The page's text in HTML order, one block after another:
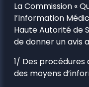
La Commission «
l’Information
Haute Autorité de
de donner un avis
1/ Des
des moyens